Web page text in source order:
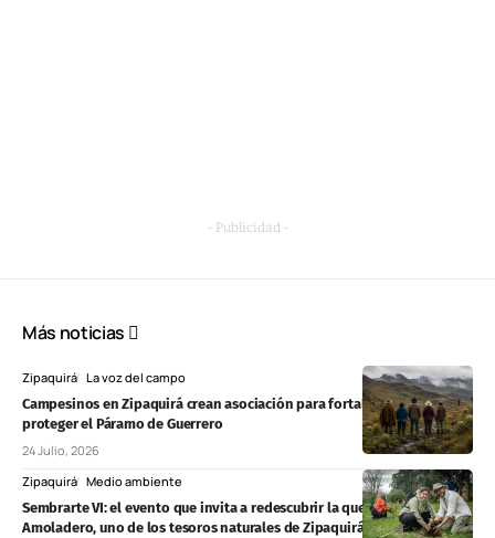
- Publicidad -
Más noticias
Zipaquirá La voz del campo
Campesinos en Zipaquirá crean asociación para fortalecer el campo y
proteger el Páramo de Guerrero
24 Julio, 2026
Zipaquirá Medio ambiente
Sembrarte VI: el evento que invita a redescubrir la quebrada El
Amoladero, uno de los tesoros naturales de Zipaquirá